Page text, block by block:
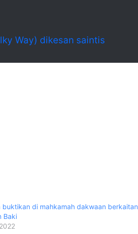
Way) dikesan saintis
buktikan di mahkamah dakwaan berkaitan
Baki